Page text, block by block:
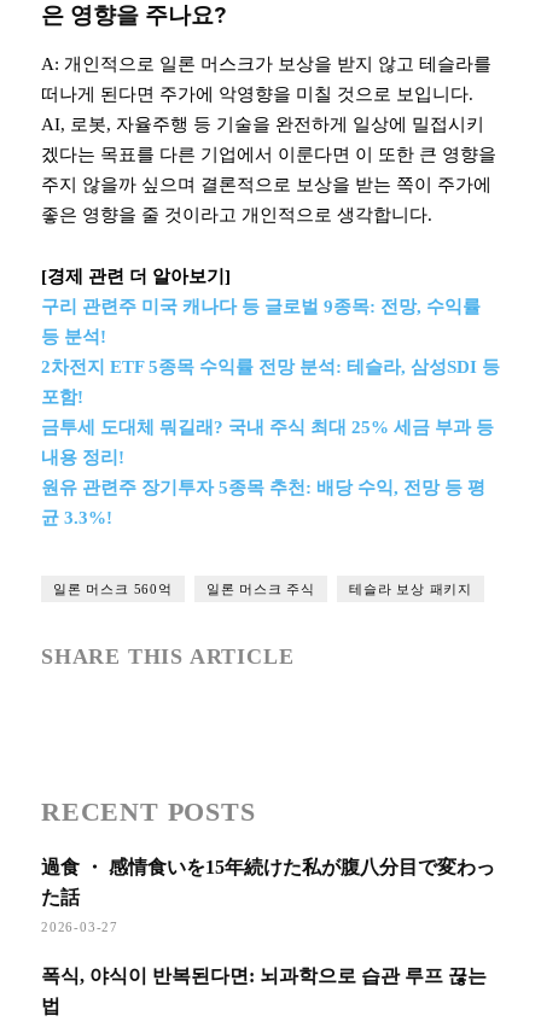
은 영향을 주나요?
A: 개인적으로 일론 머스크가 보상을 받지 않고 테슬라를
떠나게 된다면 주가에 악영향을 미칠 것으로 보입니다.
AI, 로봇, 자율주행 등 기술을 완전하게 일상에 밀접시키
겠다는 목표를 다른 기업에서 이룬다면 이 또한 큰 영향을
주지 않을까 싶으며 결론적으로 보상을 받는 쪽이 주가에
좋은 영향을 줄 것이라고 개인적으로 생각합니다.
[경제 관련 더 알아보기]
구리 관련주 미국 캐나다 등 글로벌 9종목: 전망, 수익률
등 분석!
2차전지 ETF 5종목 수익률 전망 분석: 테슬라, 삼성SDI 등
포함!
금투세 도대체 뭐길래? 국내 주식 최대 25% 세금 부과 등
내용 정리!
원유 관련주 장기투자 5종목 추천: 배당 수익, 전망 등 평
균 3.3%!
일론 머스크 560억 일론 머스크 주식 테슬라 보상 패키지
SHARE THIS ARTICLE
RECENT POSTS
過食 ・ 感情食いを15年続けた私が腹八分目で変わっ
た話
2026-03-27
폭식, 야식이 반복된다면: 뇌과학으로 습관 루프 끊는
법